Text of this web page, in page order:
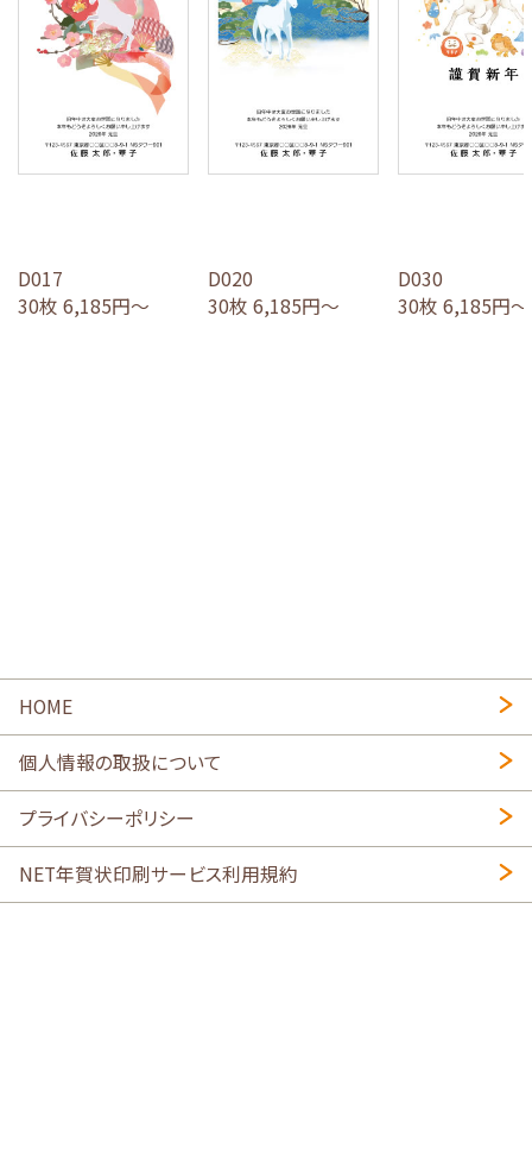
D017
30枚 6,185円～
D020
30枚 6,185円～
D030
30枚 6,185円～
HOME
個人情報の取扱について
プライバシーポリシー
NET年賀状印刷サービス利用規約